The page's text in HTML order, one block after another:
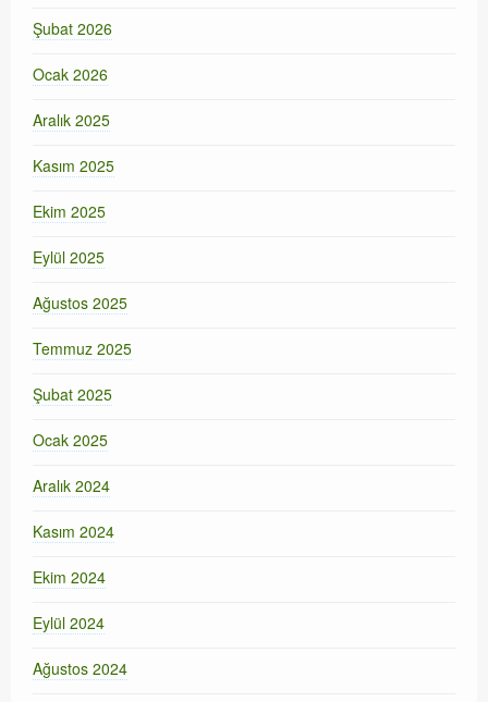
Şubat 2026
Ocak 2026
Aralık 2025
Kasım 2025
Ekim 2025
Eylül 2025
Ağustos 2025
Temmuz 2025
Şubat 2025
Ocak 2025
Aralık 2024
Kasım 2024
Ekim 2024
Eylül 2024
Ağustos 2024